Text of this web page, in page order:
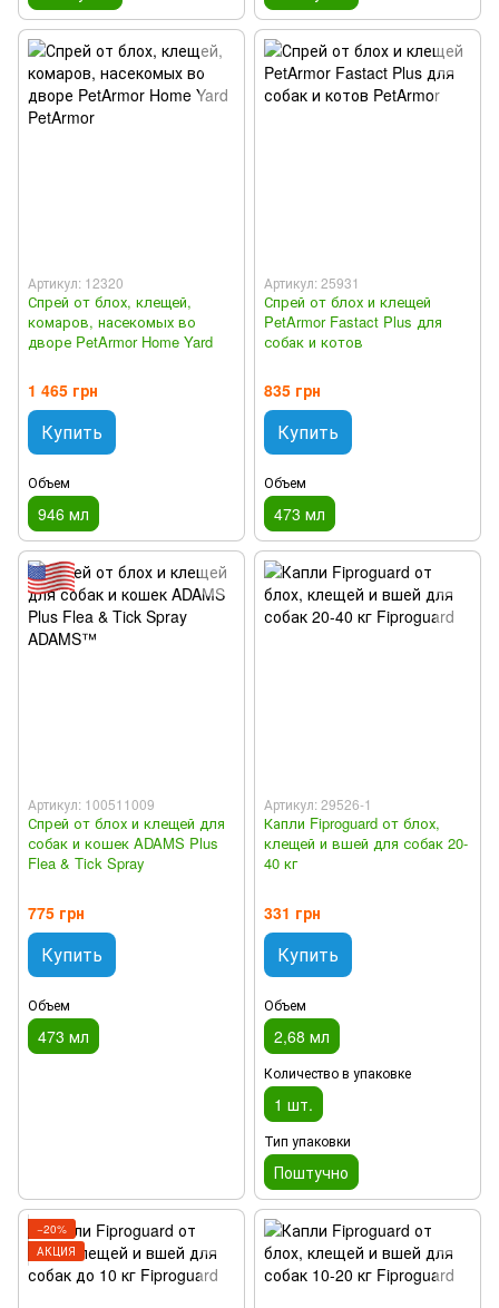
Артикул: 12320
Спрей от блох, клещей,
комаров, насекомых во
дворе PetArmor Home Yard
1 465 грн
Купить
Объем
946 мл
Артикул: 25931
Спрей от блох и клещей
PetArmor Fastact Plus для
собак и котов
835 грн
Купить
Объем
473 мл
Артикул: 100511009
Спрей от блох и клещей для
собак и кошек ADAMS Plus
Flea & Tick Spray
775 грн
Купить
Объем
473 мл
Артикул: 29526-1
Капли Fiproguard от блох,
клещей и вшей для собак 20-
40 кг
331 грн
Купить
Объем
2,68 мл
Количество в упаковке
1 шт.
Тип упаковки
Поштучно
−20%
АКЦИЯ